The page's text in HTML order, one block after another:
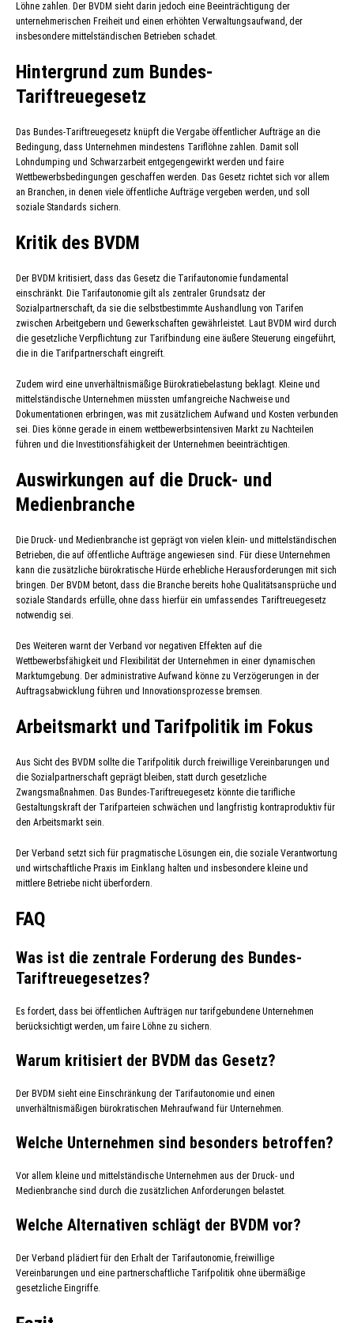
Löhne zahlen. Der BVDM sieht darin jedoch eine Beeinträchtigung der
unternehmerischen Freiheit und einen erhöhten Verwaltungsaufwand, der
insbesondere mittelständischen Betrieben schadet.
Hintergrund zum Bundes-
Tariftreuegesetz
Das Bundes-Tariftreuegesetz knüpft die Vergabe öffentlicher Aufträge an die
Bedingung, dass Unternehmen mindestens Tariflöhne zahlen. Damit soll
Lohndumping und Schwarzarbeit entgegengewirkt werden und faire
Wettbewerbsbedingungen geschaffen werden. Das Gesetz richtet sich vor allem
an Branchen, in denen viele öffentliche Aufträge vergeben werden, und soll
soziale Standards sichern.
Kritik des BVDM
Der BVDM kritisiert, dass das Gesetz die Tarifautonomie fundamental
einschränkt. Die Tarifautonomie gilt als zentraler Grundsatz der
Sozialpartnerschaft, da sie die selbstbestimmte Aushandlung von Tarifen
zwischen Arbeitgebern und Gewerkschaften gewährleistet. Laut BVDM wird durch
die gesetzliche Verpflichtung zur Tarifbindung eine äußere Steuerung eingeführt,
die in die Tarifpartnerschaft eingreift.
Zudem wird eine unverhältnismäßige Bürokratiebelastung beklagt. Kleine und
mittelständische Unternehmen müssten umfangreiche Nachweise und
Dokumentationen erbringen, was mit zusätzlichem Aufwand und Kosten verbunden
sei. Dies könne gerade in einem wettbewerbsintensiven Markt zu Nachteilen
führen und die Investitionsfähigkeit der Unternehmen beeinträchtigen.
Auswirkungen auf die Druck- und
Medienbranche
Die Druck- und Medienbranche ist geprägt von vielen klein- und mittelständischen
Betrieben, die auf öffentliche Aufträge angewiesen sind. Für diese Unternehmen
kann die zusätzliche bürokratische Hürde erhebliche Herausforderungen mit sich
bringen. Der BVDM betont, dass die Branche bereits hohe Qualitätsansprüche und
soziale Standards erfülle, ohne dass hierfür ein umfassendes Tariftreuegesetz
notwendig sei.
Des Weiteren warnt der Verband vor negativen Effekten auf die
Wettbewerbsfähigkeit und Flexibilität der Unternehmen in einer dynamischen
Marktumgebung. Der administrative Aufwand könne zu Verzögerungen in der
Auftragsabwicklung führen und Innovationsprozesse bremsen.
Arbeitsmarkt und Tarifpolitik im Fokus
Aus Sicht des BVDM sollte die Tarifpolitik durch freiwillige Vereinbarungen und
die Sozialpartnerschaft geprägt bleiben, statt durch gesetzliche
Zwangsmaßnahmen. Das Bundes-Tariftreuegesetz könnte die tarifliche
Gestaltungskraft der Tarifparteien schwächen und langfristig kontraproduktiv für
den Arbeitsmarkt sein.
Der Verband setzt sich für pragmatische Lösungen ein, die soziale Verantwortung
und wirtschaftliche Praxis im Einklang halten und insbesondere kleine und
mittlere Betriebe nicht überfordern.
FAQ
Was ist die zentrale Forderung des Bundes-
Tariftreuegesetzes?
Es fordert, dass bei öffentlichen Aufträgen nur tarifgebundene Unternehmen
berücksichtigt werden, um faire Löhne zu sichern.
Warum kritisiert der BVDM das Gesetz?
Der BVDM sieht eine Einschränkung der Tarifautonomie und einen
unverhältnismäßigen bürokratischen Mehraufwand für Unternehmen.
Welche Unternehmen sind besonders betroffen?
Vor allem kleine und mittelständische Unternehmen aus der Druck- und
Medienbranche sind durch die zusätzlichen Anforderungen belastet.
Welche Alternativen schlägt der BVDM vor?
Der Verband plädiert für den Erhalt der Tarifautonomie, freiwillige
Vereinbarungen und eine partnerschaftliche Tarifpolitik ohne übermäßige
gesetzliche Eingriffe.